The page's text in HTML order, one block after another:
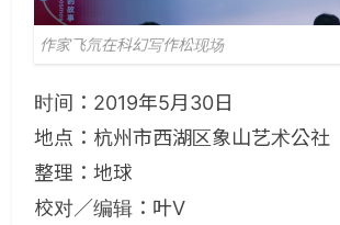
作家飞氘在科幻写作松现场
时间：2019年5月30日
地点：杭州市西湖区象山艺术公社
整理：地球
校对／编辑：叶V